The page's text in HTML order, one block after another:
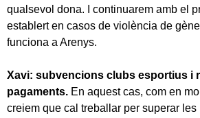
qualsevol dona. I continuarem amb el
establert en casos de violència de
funciona a Arenys.
Xavi: subvencions clubs esportius i
pagaments. En aquest cas, com en
creiem que cal treballar per superar les